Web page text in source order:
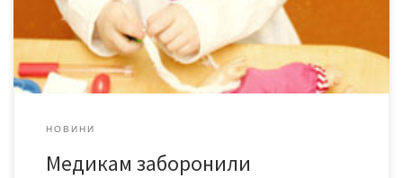
мають права отримувати від суб’єктів господарювання, що
здійснюють виробництво й/або реалізацію лікарських засобів,
вироби медичного призначення, неправомірну […]
НОВИНИ
Медикам заборонили